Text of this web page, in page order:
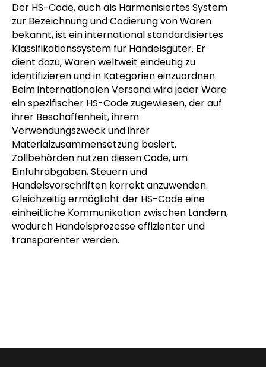
Der HS-Code, auch als Harmonisiertes System
zur Bezeichnung und Codierung von Waren
bekannt, ist ein international standardisiertes
Klassifikationssystem für Handelsgüter. Er
dient dazu, Waren weltweit eindeutig zu
identifizieren und in Kategorien einzuordnen.
Beim internationalen Versand wird jeder Ware
ein spezifischer HS-Code zugewiesen, der auf
ihrer Beschaffenheit, ihrem
Verwendungszweck und ihrer
Materialzusammensetzung basiert.
Zollbehörden nutzen diesen Code, um
Einfuhrabgaben, Steuern und
Handelsvorschriften korrekt anzuwenden.
Gleichzeitig ermöglicht der HS-Code eine
einheitliche Kommunikation zwischen Ländern,
wodurch Handelsprozesse effizienter und
transparenter werden.